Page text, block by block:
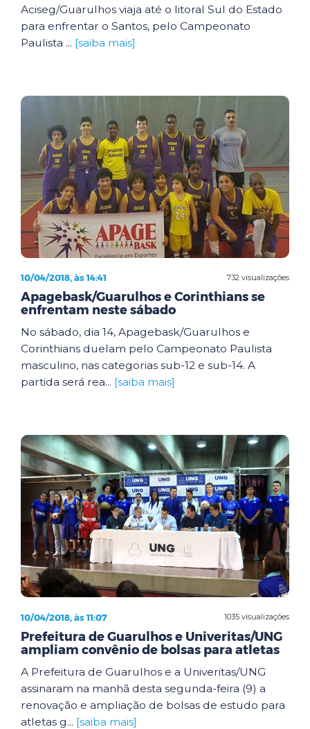
Aciseg/Guarulhos viaja até o litoral Sul do Estado
para enfrentar o Santos, pelo Campeonato
Paulista ... [saiba mais]
732 visualizações
10/04/2018, às 14:41
Apagebask/Guarulhos e Corinthians se
enfrentam neste sábado
No sábado, dia 14, Apagebask/Guarulhos e
Corinthians duelam pelo Campeonato Paulista
masculino, nas categorias sub-12 e sub-14. A
partida será rea... [saiba mais]
1035 visualizações
10/04/2018, às 11:07
Prefeitura de Guarulhos e Univeritas/UNG
ampliam convênio de bolsas para atletas
A Prefeitura de Guarulhos e a Univeritas/UNG
assinaram na manhã desta segunda-feira (9) a
renovação e ampliação de bolsas de estudo para
atletas g... [saiba mais]